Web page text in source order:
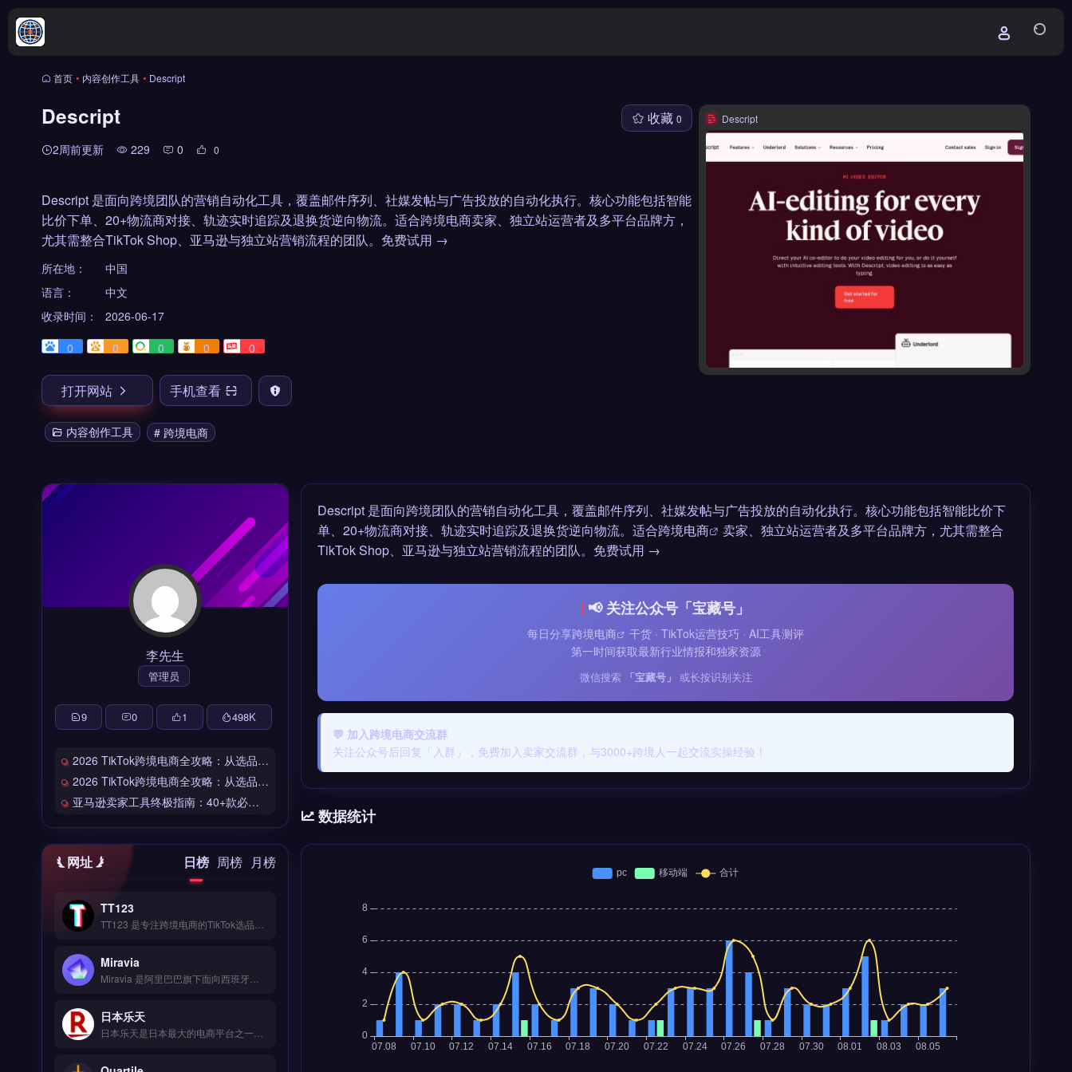
首页 • 内容创作工具 • Descript
Descript
2周前更新 229 0 0
收藏 0
Descript 是面向跨境团队的营销自动化工具，覆盖邮件序列、社媒发帖与广告投放的自动化执行。核心功能包括智能
比价下单、20+物流商对接、轨迹实时追踪及退换货逆向物流。适合跨境电商卖家、独立站运营者及多平台品牌方，
尤其需整合TikTok Shop、亚马逊与独立站营销流程的团队。免费试用 →
所在地：
中国
语言：
中文
收录时间：
2026-06-17
0
0 0 0 0
打开网站 手机查看
内容创作工具 # 跨境电商
Descript
Descript 是面向跨境团队的营销自动化工具，覆盖邮件序列、社媒发帖与广告投放的自动化执行。核心功能包括智能比价下
单、20+物流商对接、轨迹实时追踪及退换货逆向物流。适合跨境电商
卖家、独立站运营者及多平台品牌方，尤其需整合
TikTok Shop、亚马逊与独立站营销流程的团队。免费试用 →
📢 关注公众号「宝藏号」
每日分享跨境电商
干货 · TikTok运营技巧 · AI工具测评
第一时间获取最新行业情报和独家资源
微信搜索 「宝藏号」 或长按识别关注
💬 加入跨境电商交流群
关注公众号后回复「入群」，免费加入卖家交流群，与3000+跨境人一起交流实操经验！
数据统计
李先生
管理员
9 0 1 498K
2026 TikTok跨境电商全攻略：从选品到爆单的完整工具链
2026 TikTok跨境电商全攻略：从选品到爆单的完整工具链
亚马逊卖家工具终极指南：40+款必备工具全链路解析
网址 日榜 周榜 月榜
TT123
Miravia
日本乐天